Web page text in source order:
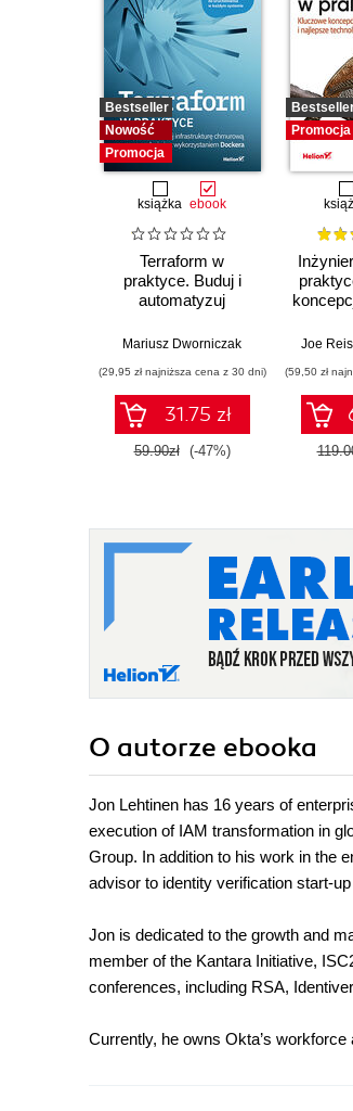
Bestseller
Nowość
Promocja
książka ebook
Terraform w
praktyce. Buduj i
automatyzuj
chmurową oraz
wykorzystaniem
Dockera
Mariusz Dworniczak
(29,95 zł najniższa cena z 30 dni)
31.75 zł
59.90zł (-47%)
Promocja
Joe Reis
(59,50 zł
O autorze ebooka
Jon Lehtinen has 16 years of
execution of IAM transformation in
Group. In addition to his work in the
advisor to identity verification start-
Jon is dedicated to the growth and
member of the Kantara Initiative,
conferences, including RSA,
Currently, he owns Okta’s